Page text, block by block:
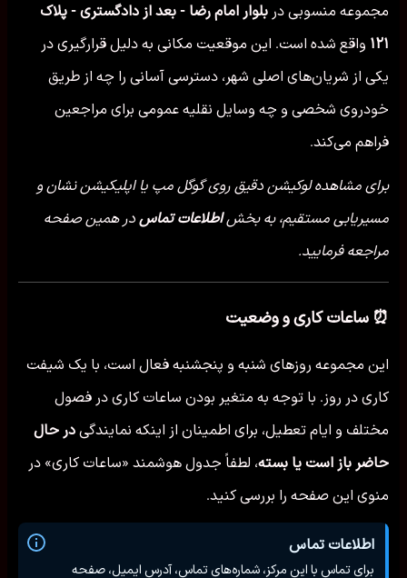
مجموعه منسوبی در بلوار امام رضا - بعد از دادگستری - پلاک
۱۲۱ واقع شده است. این موقعیت مکانی به دلیل قرارگیری در
یکی از شریان‌های اصلی شهر، دسترسی آسانی را چه از طریق
خودروی شخصی و چه وسایل نقلیه عمومی برای مراجعین
فراهم می‌کند.
برای مشاهده لوکیشن دقیق روی گوگل مپ یا اپلیکیشن نشان و
مسیریابی مستقیم، به بخشاطلاعات تماس در همین صفحه
مراجعه فرمایید.
⏰ ساعات کاری و وضعیت
این مجموعه روزهای شنبه و پنجشنبه فعال است، با یک شیفت
کاری در روز. با توجه به متغیر بودن ساعات کاری در فصول
مختلف و ایام تعطیل، برای اطمینان از اینکه نمایندگی در حال
حاضر باز است یا بسته، لطفاً جدول هوشمند «ساعات کاری» در
منوی این صفحه را بررسی کنید.
اطلاعات تماس
برای تماس با این مرکز، شماره‌های تماس، آدرس ایمیل، صفحه